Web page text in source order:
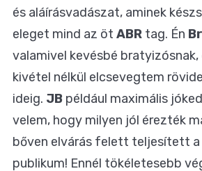
és aláírásvadászat, aminek
eleget mind az öt ABR tag. Én
valamivel kevésbé
kivétel nélkül elcsevegtem
ideig. JB például maximális
velem, hogy milyen jól érezték
bőven elvárás felett teljesített a
publikum! Ennél tökéletesebb